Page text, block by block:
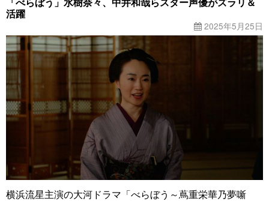
活躍
2025年5月25日
横浜流星主演の大河ドラマ「べらぼう～蔦重栄華乃夢噺